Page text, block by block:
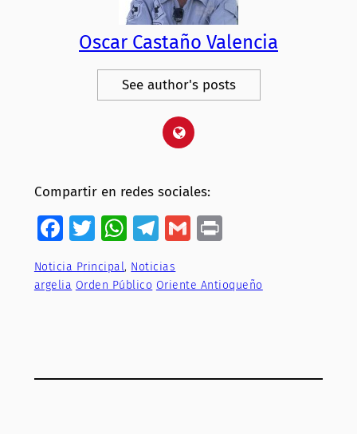
Oscar Castaño Valencia
See author's posts
Compartir en redes sociales:
Facebook
Twitter
WhatsApp
Telegram
Gmail
Noticia Principal, Noticias
argelia Orden Público Oriente Antioqueño